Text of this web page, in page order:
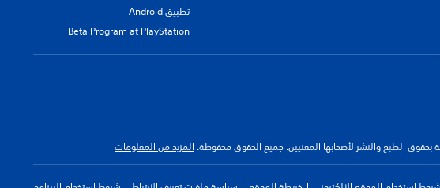
تطبيق Android
Beta Program at PlayStation
بحقوق الطبع والنشر لأصحابها المعنيين. جميع الحقوق محفوظة. المزيد من المعلومات